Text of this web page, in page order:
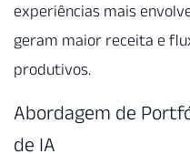
experiências mais
geram maior receita e
produtivos.
Abordagem de
de IA